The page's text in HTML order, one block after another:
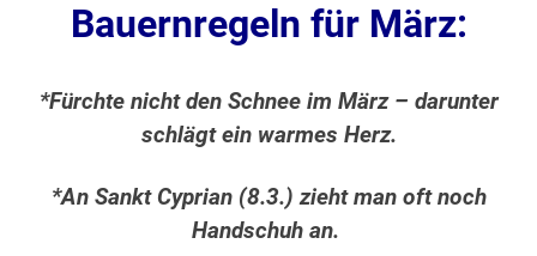
Bauernregeln für März:
*Fürchte nicht den Schnee im März – darunter
schlägt ein warmes Herz.
*An Sankt Cyprian (8.3.) zieht man oft noch
Handschuh an.